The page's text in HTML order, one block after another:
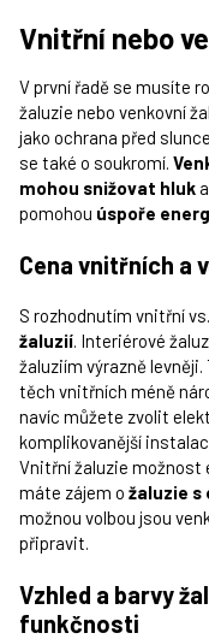
Vnitřní nebo
V první řadě se musíte
žaluzie nebo venkovní
jako ochrana před
se také o soukromí.
mohou snižovat hluk
pomohou úspoře
Cena vnitřních a
S rozhodnutím vnitřní
žaluzií. Interiérové
žaluziím výrazně
těch vnitřních méně
navíc můžete zvolit
komplikovanější
Vnitřní žaluzie možnost
máte zájem o žaluzie s
možnou volbou jsou
připravit.
Vzhled a barvy
funkčnosti